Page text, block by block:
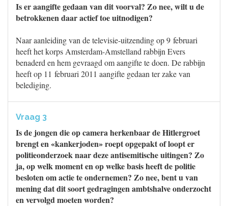
Is er aangifte gedaan van dit voorval? Zo nee, wilt u de
betrokkenen daar actief toe uitnodigen?
Naar aanleiding van de televisie-uitzending op 9 februari
heeft het korps Amsterdam-Amstelland rabbijn Evers
benaderd en hem gevraagd om aangifte te doen. De rabbijn
heeft op 11 februari 2011 aangifte gedaan ter zake van
belediging.
Vraag 3
Is de jongen die op camera herkenbaar de Hitlergroet
brengt en «kankerjoden» roept opgepakt of loopt er
politieonderzoek naar deze antisemitische uitingen? Zo
ja, op welk moment en op welke basis heeft de politie
besloten om actie te ondernemen? Zo nee, bent u van
mening dat dit soort gedragingen ambtshalve onderzocht
en vervolgd moeten worden?